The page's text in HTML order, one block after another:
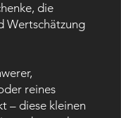
die
Wertschätzung
reines
– diese kleinen